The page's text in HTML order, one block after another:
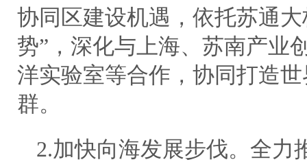
协同区建设机遇，依托苏通
势”，深化与上海、苏南产业
洋实验室等合作，协同打造
群。
2.加快向海发展步伐。全力